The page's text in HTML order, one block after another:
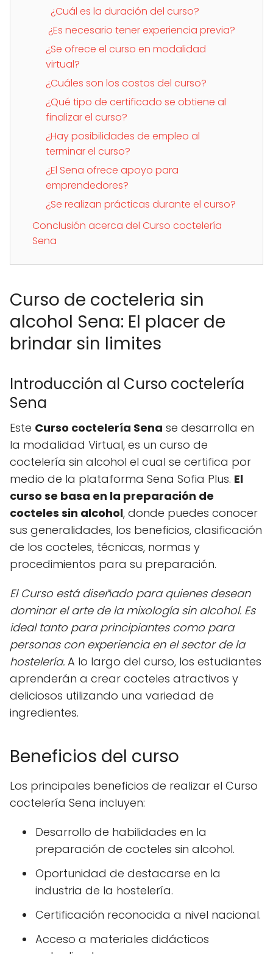
¿Cuál es la duración del curso?
¿Es necesario tener experiencia previa?
¿Se ofrece el curso en modalidad
virtual?
¿Cuáles son los costos del curso?
¿Qué tipo de certificado se obtiene al
finalizar el curso?
¿Hay posibilidades de empleo al
terminar el curso?
¿El Sena ofrece apoyo para
emprendedores?
¿Se realizan prácticas durante el curso?
Conclusión acerca del Curso coctelería
Sena
Curso de cocteleria sin
alcohol Sena: El placer de
brindar sin limites
Introducción al Curso coctelería
Sena
Este Curso coctelería Sena se desarrolla en
la modalidad Virtual, es un curso de
coctelería sin alcohol el cual se certifica por
medio de la plataforma Sena Sofia Plus. El
curso se basa en la preparación de
cocteles sin alcohol, donde puedes conocer
sus generalidades, los beneficios, clasificación
de los cocteles, técnicas, normas y
procedimientos para su preparación.
El Curso está diseñado para quienes desean
dominar el arte de la mixología sin alcohol. Es
ideal tanto para principiantes como para
personas con experiencia en el sector de la
hostelería. A lo largo del curso, los estudiantes
aprenderán a crear cocteles atractivos y
deliciosos utilizando una variedad de
ingredientes.
Beneficios del curso
Los principales beneficios de realizar el Curso
coctelería Sena incluyen:
Desarrollo de habilidades en la
preparación de cocteles sin alcohol.
Oportunidad de destacarse en la
industria de la hostelería.
Certificación reconocida a nivel nacional.
Acceso a materiales didácticos